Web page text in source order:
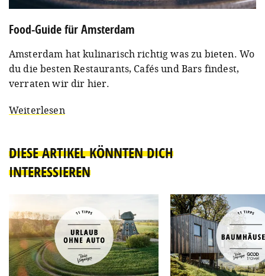
Food-Guide für Amsterdam
Amsterdam hat kulinarisch richtig was zu bieten. Wo
du die besten Restaurants, Cafés und Bars findest,
verraten wir dir hier.
Weiterlesen
DIESE ARTIKEL KÖNNTEN DICH
INTERESSIEREN